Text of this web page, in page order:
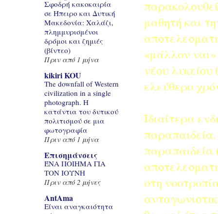
μαθητή και
«μάλλον
νέου λυκείου
ελεύθερο
Ιδιαίτερα
παραπαιδεία
στη
Σφοδρή κακοκαιρία
σε Ήπειρο και Δυτική
Μακεδονία: Χαλάζι,
πλημμυρισμένοι
δρόμοι και ζημιές
(βίντεο)
Πριν από 1 μήνα
kikiri KOU
The downfall of Western
civilization in a single
photograph. Η
κατάντια του δυτικού
πολιτισμού σε μια
φωτογραφία
Πριν από 1 μήνα
Επισημάνσεις
ΈΝΑ ΠΟΙΗΜΑ ΓΙΑ
ΤΟΝ ΙΟΥΝΗ
Πριν από 2 μήνες
AntAma
Είναι αναγκαιότητα